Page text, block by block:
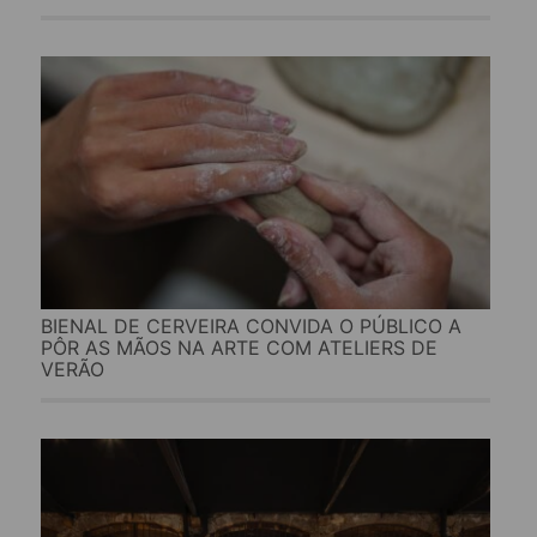
BIENAL DE CERVEIRA CONVIDA O PÚBLICO A
PÔR AS MÃOS NA ARTE COM ATELIERS DE
VERÃO